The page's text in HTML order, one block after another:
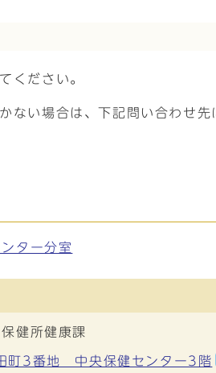
ください。
ない場合は、下記問い合わせ先
ター分室
健所健康課
3番地 中央保健センター3階